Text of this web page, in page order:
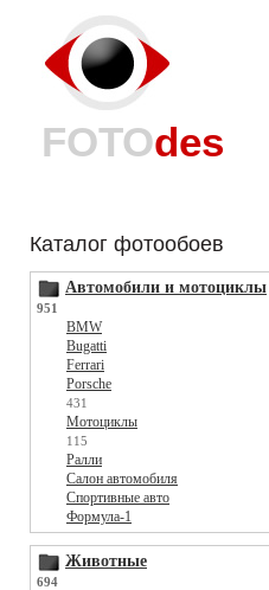
FOTOdes
Каталог фотообоев
Автомобили и мотоциклы
951
BMW
Bugatti
Ferrari
Porsche
431
Мотоциклы
115
Ралли
Салон автомобиля
Спортивные авто
Формула-1
Животные
694